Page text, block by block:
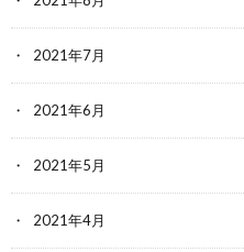
2021年7月
2021年6月
2021年5月
2021年4月